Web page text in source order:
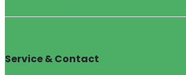
Service & Contact